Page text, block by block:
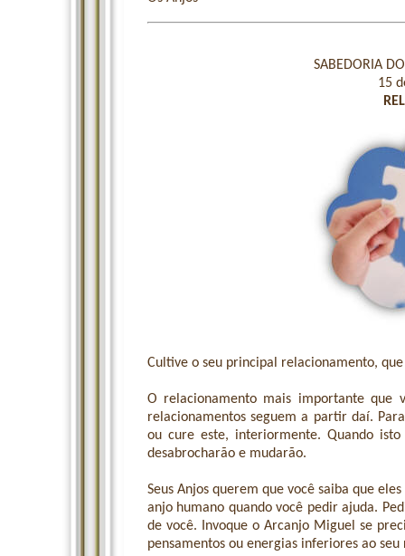
SABEDORIA
15
Cultive o seu principal relacionamento,
O relacionamento mais importante que
relacionamentos seguem a partir daí.
ou cure este, interiormente. Quando
desabrocharão e mudarão.
Seus Anjos querem que você saiba que
anjo humano quando você pedir ajuda.
de você. Invoque o Arcanjo Miguel se
pensamentos ou energias inferiores ao seu